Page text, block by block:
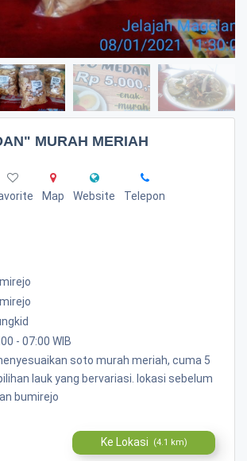
MURAH MERIAH
Map Website Telepon
- 07:00 WIB
soto murah meriah, cuma 5
lauk yang bervariasi. lokasi sebelum
bumirejo
Ke Lokasi (4.1 km)